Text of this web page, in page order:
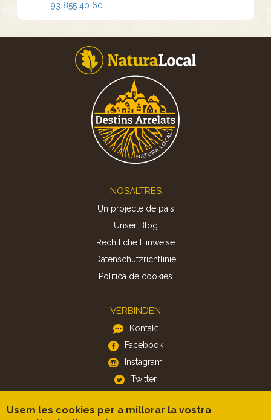
93 855 40 60
NOSALTRES
Un projecte de país
Unser Blog
Rechtliche Hinweise
Datenschutzrichtlinie
Politica de cookies
VERBINDEN
Kontakt
Facebook
Instagram
Twitter
APP
Usem les cookies per a millorar la vostra